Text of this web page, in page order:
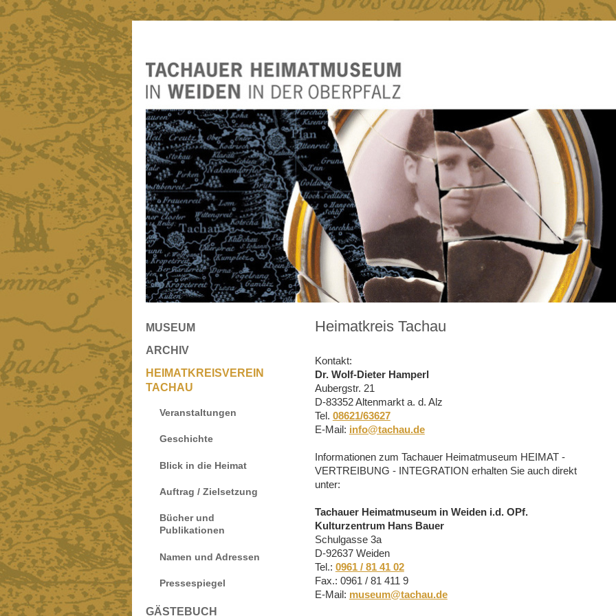
MUSEUM
ARCHIV
HEIMATKREISVEREIN
TACHAU
Veranstaltungen
Geschichte
Blick in die Heimat
Auftrag / Zielsetzung
Bücher und
Publikationen
Namen und Adressen
Pressespiegel
GÄSTEBUCH
Heimatkreis Tachau
Kontakt:
Dr. Wolf-Dieter Hamperl
Aubergstr. 21
D-83352 Altenmarkt a. d. Alz
Tel. 08621/63627
E-Mail: info@tachau.de
Informationen zum Tachauer Heimatmuseum HEIMAT -
VERTREIBUNG - INTEGRATION erhalten Sie auch direkt
unter:
Tachauer Heimatmuseum in Weiden i.d. OPf.
Kulturzentrum Hans Bauer
Schulgasse 3a
D-92637 Weiden
Tel.: 0961 / 81 41 02
Fax.: 0961 / 81 411 9
E-Mail: museum@tachau.de